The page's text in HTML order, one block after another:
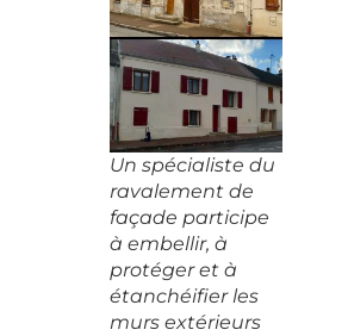
Un spécialiste du
ravalement de
façade participe
à embellir, à
protéger et à
étanchéifier les
murs extérieurs